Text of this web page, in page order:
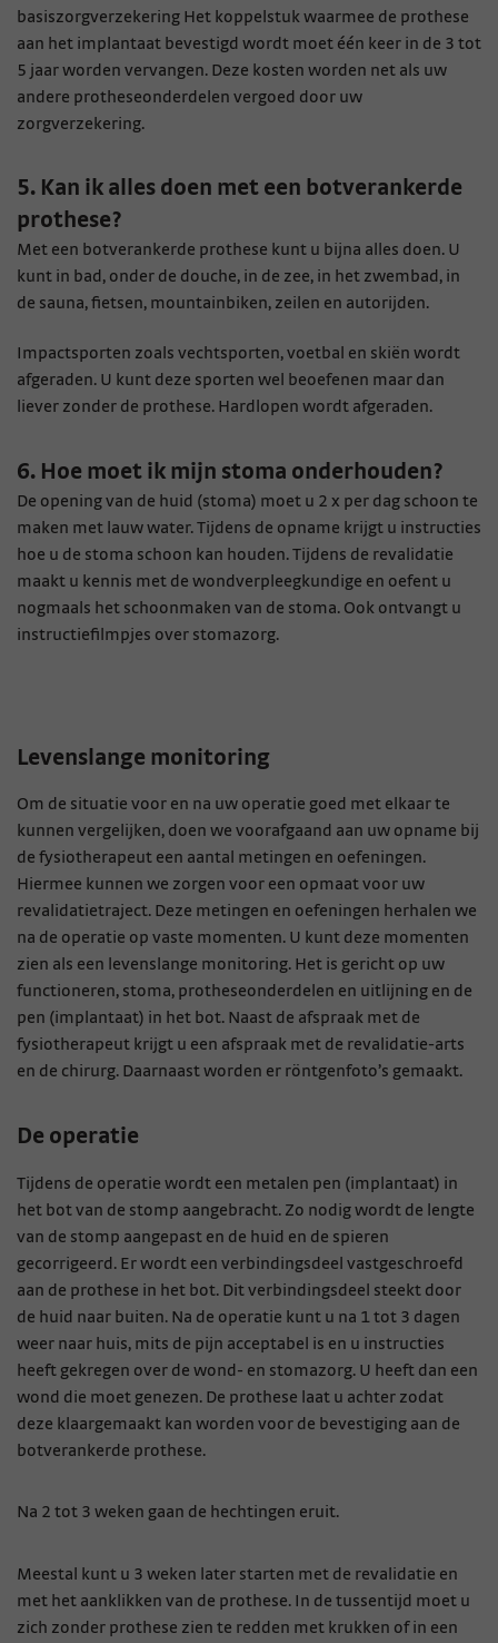
basiszorgverzekering Het koppelstuk waarmee de prothese
aan het implantaat bevestigd wordt moet één keer in de 3 tot
5 jaar worden vervangen. Deze kosten worden net als uw
andere protheseonderdelen vergoed door uw
zorgverzekering.
5. Kan ik alles doen met een botverankerde
prothese?
Met een botverankerde prothese kunt u bijna alles doen. U
kunt in bad, onder de douche, in de zee, in het zwembad, in
de sauna, ﬁetsen, mountainbiken, zeilen en autorijden.
Impactsporten zoals vechtsporten, voetbal en skiën wordt
afgeraden. U kunt deze sporten wel beoefenen maar dan
liever zonder de prothese. Hardlopen wordt afgeraden.
6. Hoe moet ik mijn stoma onderhouden?
De opening van de huid (stoma) moet u 2 x per dag schoon te
maken met lauw water. Tijdens de opname krijgt u instructies
hoe u de stoma schoon kan houden. Tijdens de revalidatie
maakt u kennis met de wondverpleegkundige en oefent u
nogmaals het schoonmaken van de stoma. Ook ontvangt u
instructiefilmpjes over stomazorg.
Levenslange monitoring
Om de situatie voor en na uw operatie goed met elkaar te
kunnen vergelijken, doen we voorafgaand aan uw opname bij
de fysiotherapeut een aantal metingen en oefeningen.
Hiermee kunnen we zorgen voor een opmaat voor uw
revalidatietraject. Deze metingen en oefeningen herhalen we
na de operatie op vaste momenten. U kunt deze momenten
zien als een levenslange monitoring. Het is gericht op uw
functioneren, stoma, protheseonderdelen en uitlijning en de
pen (implantaat) in het bot. Naast de afspraak met de
fysiotherapeut krijgt u een afspraak met de revalidatie-arts
en de chirurg. Daarnaast worden er röntgenfoto’s gemaakt.
De operatie
Tijdens de operatie wordt een metalen pen (implantaat) in
het bot van de stomp aangebracht. Zo nodig wordt de lengte
van de stomp aangepast en de huid en de spieren
gecorrigeerd. Er wordt een verbindingsdeel vastgeschroefd
aan de prothese in het bot. Dit verbindingsdeel steekt door
de huid naar buiten. Na de operatie kunt u na 1 tot 3 dagen
weer naar huis, mits de pijn acceptabel is en u instructies
heeft gekregen over de wond- en stomazorg. U heeft dan een
wond die moet genezen. De prothese laat u achter zodat
deze klaargemaakt kan worden voor de bevestiging aan de
botverankerde prothese.
Na 2 tot 3 weken gaan de hechtingen eruit.
Meestal kunt u 3 weken later starten met de revalidatie en
met het aanklikken van de prothese. In de tussentijd moet u
zich zonder prothese zien te redden met krukken of in een